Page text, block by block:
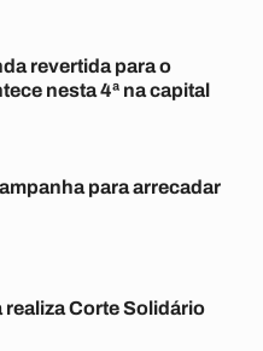
revertida para o
nesta 4ª na capital
para arrecadar
realiza Corte Solidário